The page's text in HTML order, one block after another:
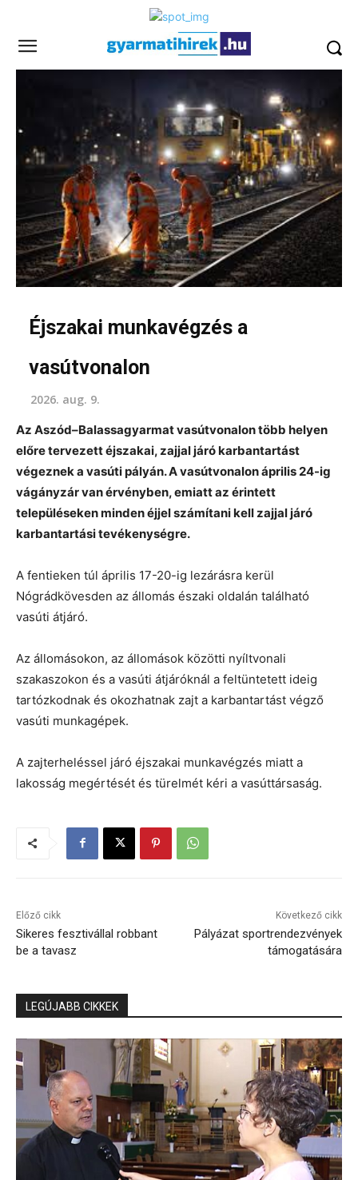
Éjszakai munkavégzés a
vasútvonalon
2026. aug. 9.
Az Aszód–Balassagyarmat vasútvonalon több helyen
előre tervezett éjszakai, zajjal járó karbantartást
végeznek a vasúti pályán. A vasútvonalon április 24-ig
vágányzár van érvényben, emiatt az érintett
településeken minden éjjel számítani kell zajjal járó
karbantartási tevékenységre.
A fentieken túl április 17-20-ig lezárásra kerül
Nógrádkövesden az állomás északi oldalán található
vasúti átjáró.
Az állomásokon, az állomások közötti nyíltvonali
szakaszokon és a vasúti átjáróknál a feltüntetett ideig
tartózkodnak és okozhatnak zajt a karbantartást végző
vasúti munkagépek.
A zajterheléssel járó éjszakai munkavégzés miatt a
lakosság megértését és türelmét kéri a vasúttársaság.
Előző cikk
Sikeres fesztivállal robbant
be a tavasz
Következő cikk
Pályázat sportrendezvények
támogatására
LEGÚJABB CIKKEK